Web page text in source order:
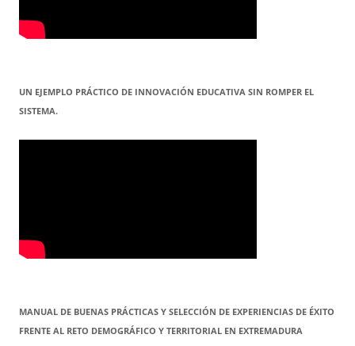
UN EJEMPLO PRÁCTICO DE INNOVACIÓN EDUCATIVA SIN ROMPER EL
SISTEMA.
MANUAL DE BUENAS PRÁCTICAS Y SELECCIÓN DE EXPERIENCIAS DE ÉXITO
FRENTE AL RETO DEMOGRÁFICO Y TERRITORIAL EN EXTREMADURA